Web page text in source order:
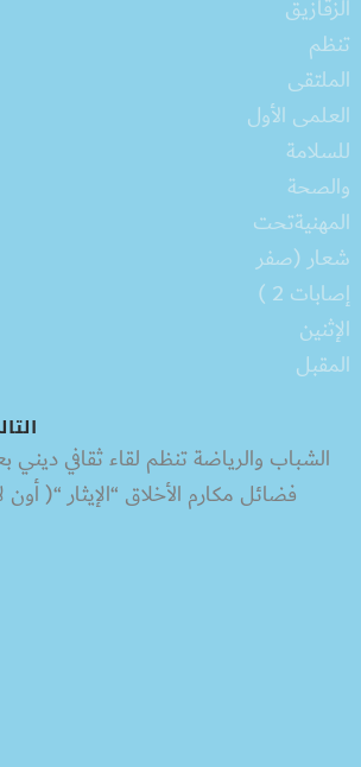
الشباب والرياضة تنظم لقاء ثقافي ديني
فضائل مكارم الأخلاق “الإيثار “( أون